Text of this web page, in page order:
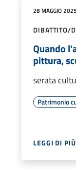
28 MAGGIO 2025
DIBATTITO/
Quando
pittura,
serata
Patrimonio
LEGGI DI PIÙ